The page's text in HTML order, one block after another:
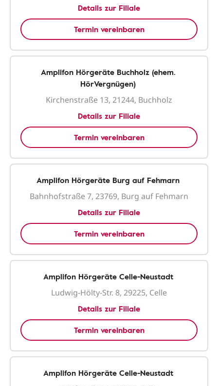
Details zur Filiale
Termin vereinbaren
Amplifon Hörgeräte Buchholz (ehem.
HörVergnügen)
Kirchenstraße 13, 21244, Buchholz
Details zur Filiale
Termin vereinbaren
Amplifon Hörgeräte Burg auf Fehmarn
Bahnhofstraße 7, 23769, Burg auf Fehmarn
Details zur Filiale
Termin vereinbaren
Amplifon Hörgeräte Celle-Neustadt
Ludwig-Hölty-Str. 8, 29225, Celle
Details zur Filiale
Termin vereinbaren
Amplifon Hörgeräte Celle-Neustadt